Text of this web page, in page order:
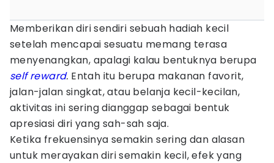
Memberikan diri sendiri sebuah hadiah kecil
setelah mencapai sesuatu memang terasa
menyenangkan, apalagi kalau bentuknya berupa
self reward. Entah itu berupa makanan favorit,
jalan-jalan singkat, atau belanja kecil-kecilan,
aktivitas ini sering dianggap sebagai bentuk
apresiasi diri yang sah-sah saja.
Ketika frekuensinya semakin sering dan alasan
untuk merayakan diri semakin kecil, efek yang